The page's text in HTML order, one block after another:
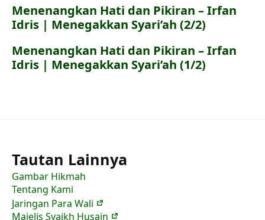
Menenangkan Hati dan Pikiran – Irfan
Idris | Menegakkan Syari’ah (2/2)
Menenangkan Hati dan Pikiran – Irfan
Idris | Menegakkan Syari’ah (1/2)
Tautan Lainnya
Gambar Hikmah
Tentang Kami
Jaringan Para Wali
Majelis Syaikh Husain